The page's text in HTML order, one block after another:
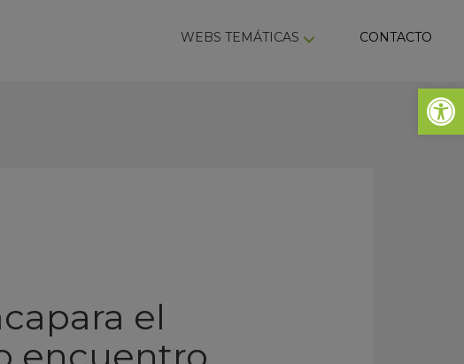
Abrir
Bluesky WEBS TEMÁTICAS CONTACTO
el